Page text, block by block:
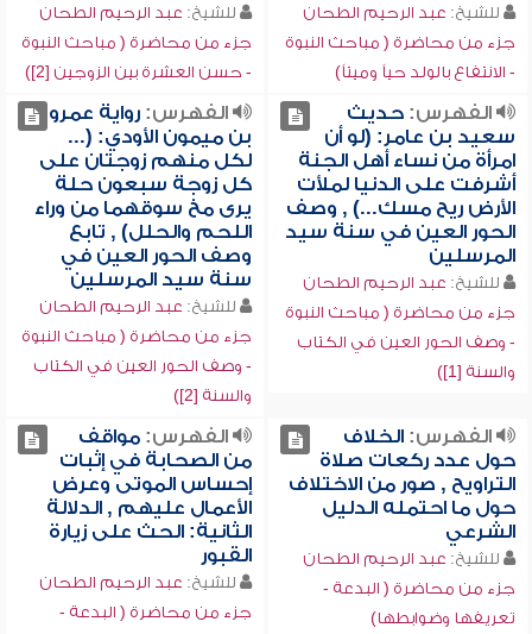
للشيخ: عبد الرحيم الطحان
جزء من محاضرة ( مباحث النبوة
- الانتفاع بالولد حياً وميتاً)
للشيخ: عبد الرحيم الطحان
جزء من محاضرة ( مباحث النبوة
- حسن العشرة بين الزوجين [2])
الفهرس:حديث
سعيد بن عامر: (لو أن
امرأة من نساء أهل الجنة
أشرفت على الدنيا لملأت
الأرض ريح مسك...) , وصف
الحور العين في سنة سيد
المرسلين
للشيخ: عبد الرحيم الطحان
جزء من محاضرة ( مباحث النبوة
- وصف الحور العين في الكتاب
والسنة [1])
الفهرس:رواية عمرو
بن ميمون الأودي: (...
لكل منهم زوجتان على
كل زوجة سبعون حلة
يرى مخ سوقهما من وراء
اللحم والحلل) , تابع
وصف الحور العين في
سنة سيد المرسلين
للشيخ: عبد الرحيم الطحان
جزء من محاضرة ( مباحث النبوة
- وصف الحور العين في الكتاب
والسنة [2])
الفهرس:الخلاف
حول عدد ركعات صلاة
التراويح , صور من الاختلاف
حول ما احتمله الدليل
الشرعي
للشيخ: عبد الرحيم الطحان
جزء من محاضرة ( البدعة -
تعريفها وضوابطها)
الفهرس:مواقف
من الصحابة في إثبات
إحساس الموتى وعرض
الأعمال عليهم , الدلالة
الثانية: الحث على زيارة
القبور
للشيخ: عبد الرحيم الطحان
جزء من محاضرة ( البدعة -